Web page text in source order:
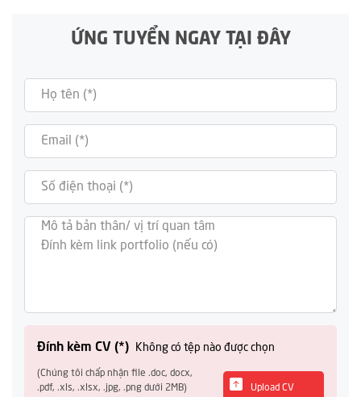
ỨNG TUYỂN NGAY TẠI ĐÂY
Đính kèm CV (*) Không có tệp nào được chọn
Upload CV
(Chúng tôi chấp nhận file .doc, docx,
.pdf, .xls, .xlsx, .jpg, .png dưới 2MB)